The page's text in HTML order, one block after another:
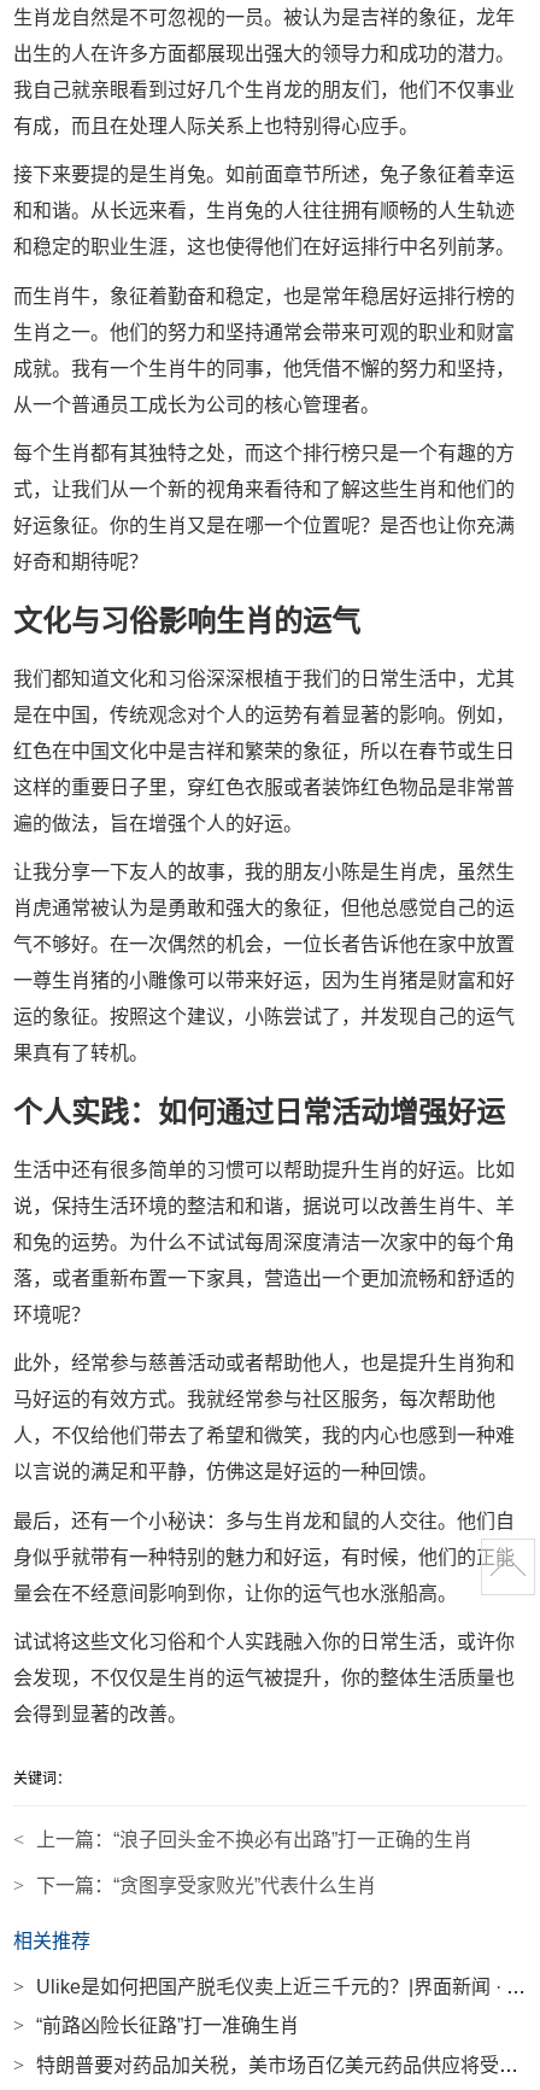
生肖龙自然是不可忽视的一员。被认为是吉祥的象征，龙年
出生的人在许多方面都展现出强大的领导力和成功的潜力。
我自己就亲眼看到过好几个生肖龙的朋友们，他们不仅事业
有成，而且在处理人际关系上也特别得心应手。
接下来要提的是生肖兔。如前面章节所述，兔子象征着幸运
和和谐。从长远来看，生肖兔的人往往拥有顺畅的人生轨迹
和稳定的职业生涯，这也使得他们在好运排行中名列前茅。
而生肖牛，象征着勤奋和稳定，也是常年稳居好运排行榜的
生肖之一。他们的努力和坚持通常会带来可观的职业和财富
成就。我有一个生肖牛的同事，他凭借不懈的努力和坚持，
从一个普通员工成长为公司的核心管理者。
每个生肖都有其独特之处，而这个排行榜只是一个有趣的方
式，让我们从一个新的视角来看待和了解这些生肖和他们的
好运象征。你的生肖又是在哪一个位置呢？是否也让你充满
好奇和期待呢？
文化与习俗影响生肖的运气
我们都知道文化和习俗深深根植于我们的日常生活中，尤其
是在中国，传统观念对个人的运势有着显著的影响。例如，
红色在中国文化中是吉祥和繁荣的象征，所以在春节或生日
这样的重要日子里，穿红色衣服或者装饰红色物品是非常普
遍的做法，旨在增强个人的好运。
让我分享一下友人的故事，我的朋友小陈是生肖虎，虽然生
肖虎通常被认为是勇敢和强大的象征，但他总感觉自己的运
气不够好。在一次偶然的机会，一位长者告诉他在家中放置
一尊生肖猪的小雕像可以带来好运，因为生肖猪是财富和好
运的象征。按照这个建议，小陈尝试了，并发现自己的运气
果真有了转机。
个人实践：如何通过日常活动增强好运
生活中还有很多简单的习惯可以帮助提升生肖的好运。比如
说，保持生活环境的整洁和和谐，据说可以改善生肖牛、羊
和兔的运势。为什么不试试每周深度清洁一次家中的每个角
落，或者重新布置一下家具，营造出一个更加流畅和舒适的
环境呢？
此外，经常参与慈善活动或者帮助他人，也是提升生肖狗和
马好运的有效方式。我就经常参与社区服务，每次帮助他
人，不仅给他们带去了希望和微笑，我的内心也感到一种难
以言说的满足和平静，仿佛这是好运的一种回馈。
最后，还有一个小秘诀：多与生肖龙和鼠的人交往。他们自
身似乎就带有一种特别的魅力和好运，有时候，他们的正能
量会在不经意间影响到你，让你的运气也水涨船高。
试试将这些文化习俗和个人实践融入你的日常生活，或许你
会发现，不仅仅是生肖的运气被提升，你的整体生活质量也
会得到显著的改善。
关键词：
< 上一篇：“浪子回头金不换必有出路”打一正确的生肖
> 下一篇：“贪图享受家败光”代表什么生肖
相关推荐
>
Ulike是如何把国产脱毛仪卖上近三千元的？|界面新闻 · 时尚
>
“前路凶险长征路”打一准确生肖
>
特朗普要对药品加关税，美市场百亿美元药品供应将受冲击|界面新闻